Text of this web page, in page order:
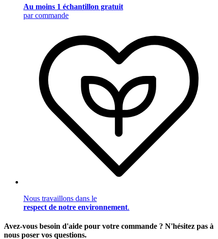
Au moins 1 échantillon gratuit
par commande
Nous travaillons dans le
respect de notre environnement.
Avez-vous besoin d'aide pour votre commande ? N'hésitez pas à
nous poser vos questions.